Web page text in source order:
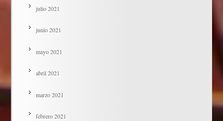
julio 2021
junio 2021
mayo 2021
abril 2021
marzo 2021
febrero 2021